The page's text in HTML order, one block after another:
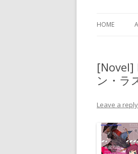
HOME
[Novel]
ン・ラ
Leave a reply